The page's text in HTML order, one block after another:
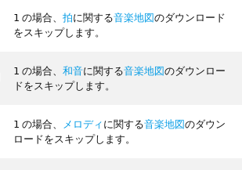
1 の場合、拍に関する音楽地図のダウンロード
をスキップします。
1 の場合、和音に関する音楽地図のダウンロー
ドをスキップします。
1 の場合、 メロディに関する音楽地図のダウン
ロードをスキップします。